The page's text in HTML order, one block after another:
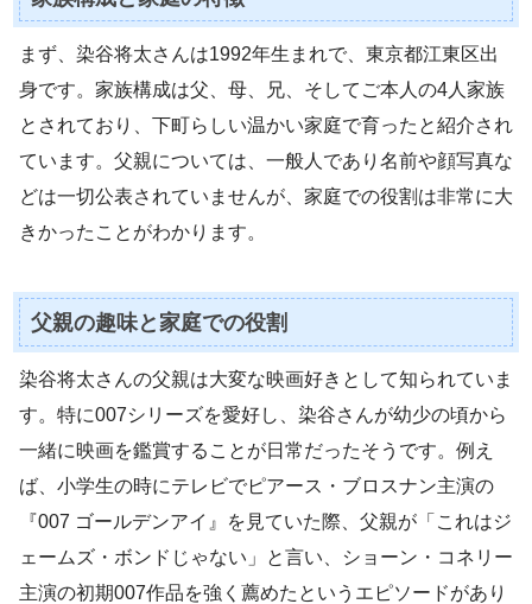
まず、染谷将太さんは1992年生まれで、東京都江東区出
身です。家族構成は父、母、兄、そしてご本人の4人家族
とされており、下町らしい温かい家庭で育ったと紹介され
ています。父親については、一般人であり名前や顔写真な
どは一切公表されていませんが、家庭での役割は非常に大
きかったことがわかります。
父親の趣味と家庭での役割
染谷将太さんの父親は大変な映画好きとして知られていま
す。特に007シリーズを愛好し、染谷さんが幼少の頃から
一緒に映画を鑑賞することが日常だったそうです。例え
ば、小学生の時にテレビでピアース・ブロスナン主演の
『007 ゴールデンアイ』を見ていた際、父親が「これはジ
ェームズ・ボンドじゃない」と言い、ショーン・コネリー
主演の初期007作品を強く薦めたというエピソードがあり